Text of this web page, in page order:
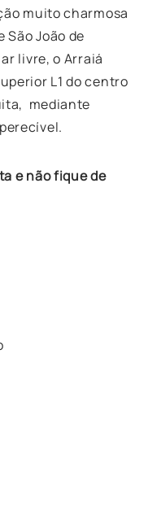
muito charmosa
João de
livre, o Arraiá
L1 do centro
mediante
e não fique de